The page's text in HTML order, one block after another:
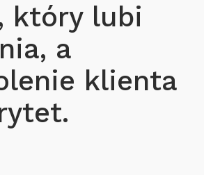
który lubi
a
klienta